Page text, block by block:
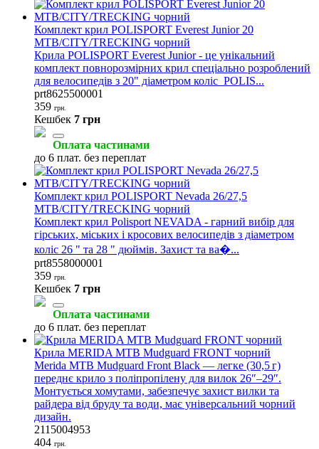
Комплект крил POLISPORT Everest Junior 20
MTB/CITY/TRECKING чорний
Крила POLISPORT Everest Junior - це унікальний
комплект повнорозмірних крил спеціально розроблений
для велосипедів з 20" діаметром коліс POLIS...
prt8625500001
359 грн.
Кешбек 7 грн
Оплата частинами
до 6 плат. без переплат
Комплект крил POLISPORT Nevada 26/27,5
MTB/CITY/TRECKING чорний
Комплект крил Polisport NEVADA - гарний вибір для
гірських, міських і кросових велосипедів з діаметром
коліс 26 " та 28 " дюймів. Захист та ва�...
prt8558000001
359 грн.
Кешбек 7 грн
Оплата частинами
до 6 плат. без переплат
Крила MERIDA MTB Mudguard FRONT чорний
Merida MTB Mudguard Front Black — легке (30,5 г)
переднє крило з поліпропілену для вилок 26″–29″.
Монтується хомутами, забезпечує захист вилки та
райдера від бруду та води, має універсальний чорний
дизайн.
2115004953
404 грн.